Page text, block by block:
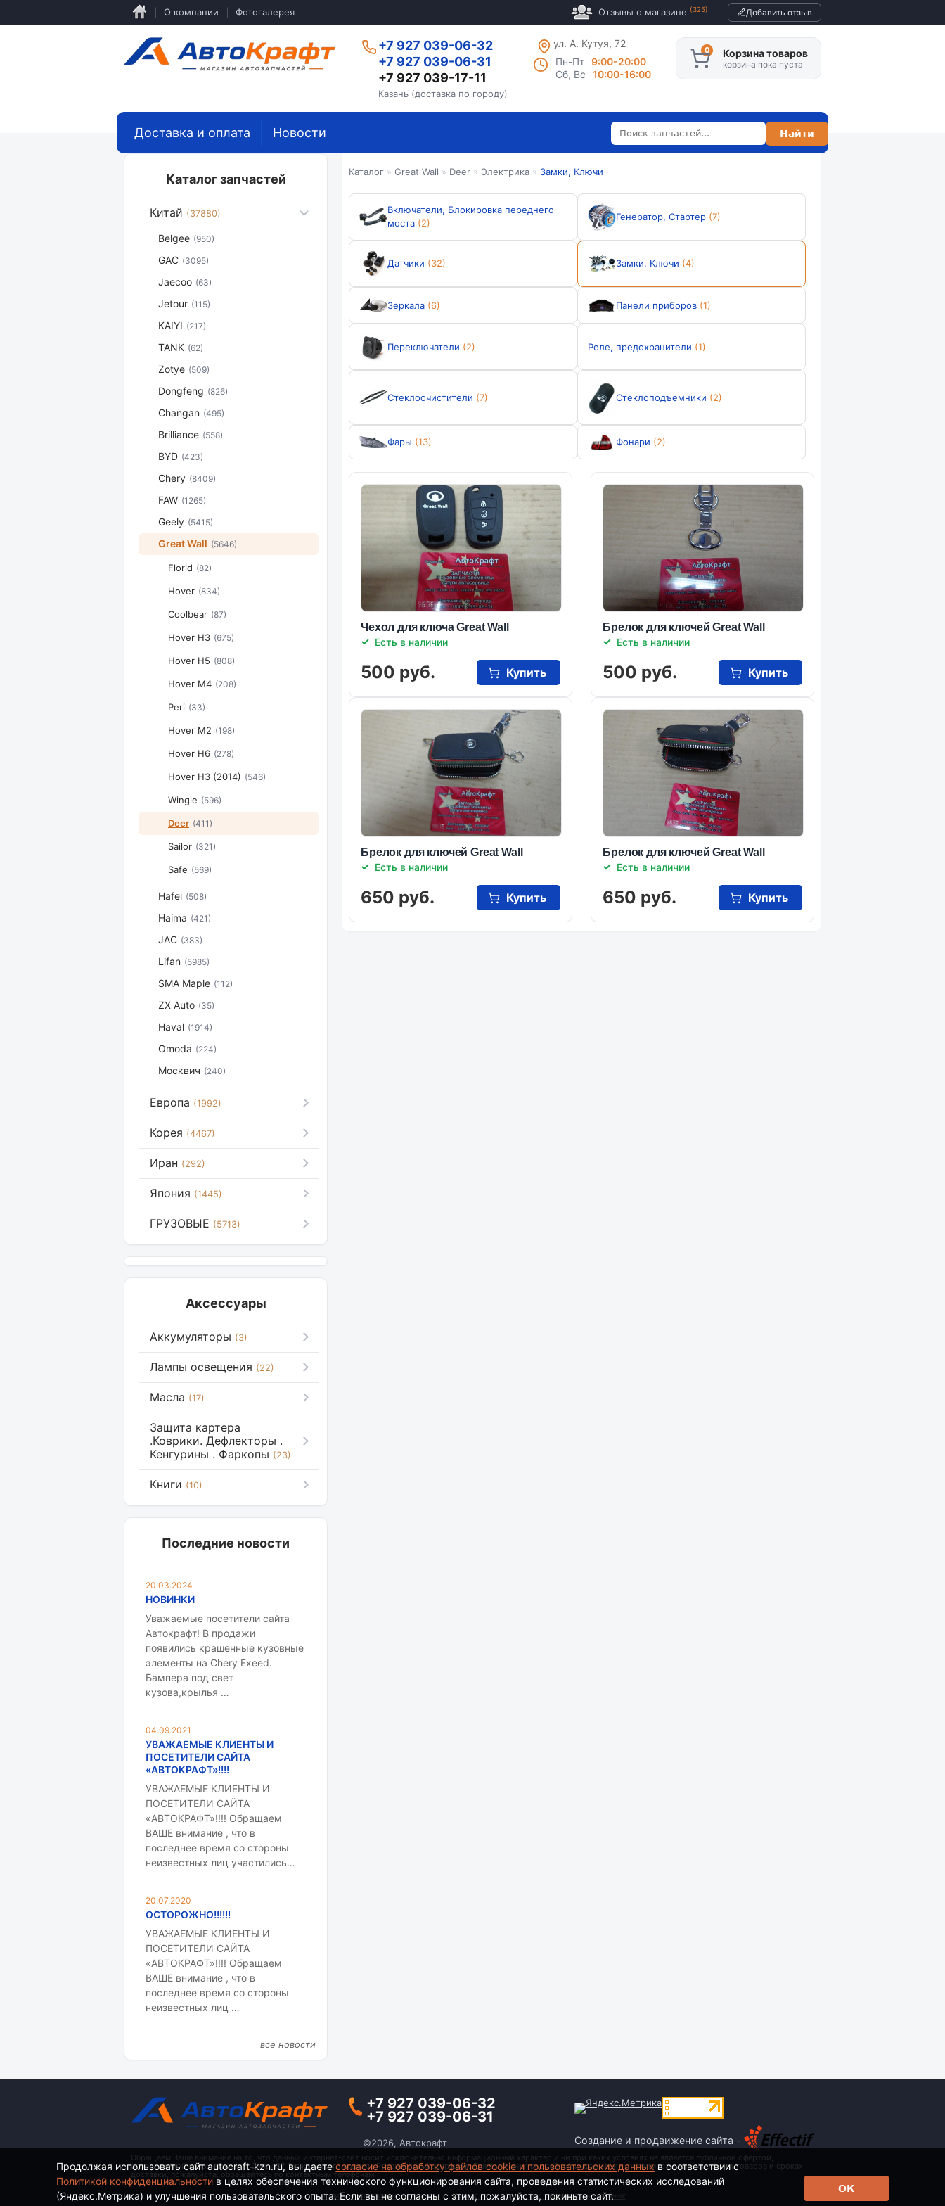
основному
О компании Фотогалерея Отзывы о магазине (325) Добавить отзыв
+7 927 039-06-32
+7 927 039-06-31
+7 927 039-17-11
Казань (доставка по городу)
ул. А. Кутуя, 72
Пн-Пт
9:00-20:00
Сб, Вс
10:00-16:00
Корзина товаров
корзина пока пуста
Каталог » Great Wall » Deer » Электрика » Замки, Ключи
Включатели, Блокировка переднего
моста (2)
Генератор, Стартер (7)
Датчики (32) Замки, Ключи (4)
Зеркала (6) Панели приборов (1)
Переключатели (2) Реле, предохранители (1)
Стеклоочистители (7) Стеклоподъемники (2)
Фары (13) Фонари (2)
Чехол для ключа Great Wall
Есть в наличии
500 руб. Купить
Брелок для ключей Great Wall
Есть в наличии
500 руб. Купить
Брелок для ключей Great Wall
Есть в наличии
650 руб. Купить
Брелок для ключей Great Wall
Есть в наличии
650 руб. Купить
Доставка и оплата Новости
Каталог запчастей
Китай (37880)
Belgee (950)
GAC (3095)
Jaecoo (63)
Jetour (115)
KAIYI (217)
TANK (62)
Zotye (509)
Dongfeng (826)
Changan (495)
Brilliance (558)
BYD (423)
Chery (8409)
FAW (1265)
Geely (5415)
Great Wall (5646)
Florid (82)
Hover (834)
Coolbear (87)
Hover H3 (675)
Hover H5 (808)
Hover M4 (208)
Peri (33)
Hover M2 (198)
Hover H6 (278)
Hover H3 (2014) (546)
Wingle (596)
Deer (411)
Sailor (321)
Safe (569)
Hafei (508)
Haima (421)
JAC (383)
Lifan (5985)
SMA Maple (112)
ZX Auto (35)
Haval (1914)
Omoda (224)
Москвич (240)
Европа (1992)
Корея (4467)
Иран (292)
Япония (1445)
ГРУЗОВЫЕ (5713)
Аксессуары
Аккумуляторы (3)
Лампы освещения (22)
Масла (17)
Защита картера
.Коврики. Дефлекторы .
Кенгурины . Фаркопы (23)
Книги (10)
Последние новости
20.03.2024
НОВИНКИ
Уважаемые посетители сайта
Автокрафт! В продажи
появились крашенные кузовные
элементы на Chery Exeed.
Бампера под свет
кузова,крылья …
04.09.2021
УВАЖАЕМЫЕ КЛИЕНТЫ И
ПОСЕТИТЕЛИ САЙТА
«АВТОКРАФТ»!!!!
УВАЖАЕМЫЕ КЛИЕНТЫ И
ПОСЕТИТЕЛИ САЙТА
«АВТОКРАФТ»!!!! Обращаем
ВАШЕ внимание , что в
последнее время со стороны
неизвестных лиц участились…
20.07.2020
ОСТОРОЖНО!!!!!!
УВАЖАЕМЫЕ КЛИЕНТЫ И
ПОСЕТИТЕЛИ САЙТА
«АВТОКРАФТ»!!!! Обращаем
ВАШЕ внимание , что в
последнее время со стороны
неизвестных лиц …
все новости
+7 927 039-06-32
+7 927 039-06-31
©2026, Автокрафт Создание и продвижение сайта -
Обращаем Ваше внимание на то, что данный интернет-сайт носит исключительно информационный характер и ни при каких условиях не является публичной офертой,
определяемой положениями ч. 2 ст. 437 Гражданского кодекса Российской Федерации. Для получения подробной информации о стоимости, наименовании товаров и сроках
доставки, пожалуйста, обращайтесь по контактным телефонам.
Политика конфиденциальности | Согласие на обработку персональных данных
Продолжая использовать сайт autocraft-kzn.ru, вы даетесогласие на обработку файлов cookie и пользовательских данныхв соответствии с
Политикой конфиденциальности в целях обеспечения технического функционирования сайта, проведения статистических исследований
(Яндекс.Метрика) и улучшения пользовательского опыта. Если вы не согласны с этим, пожалуйста, покиньте сайт.
ОК